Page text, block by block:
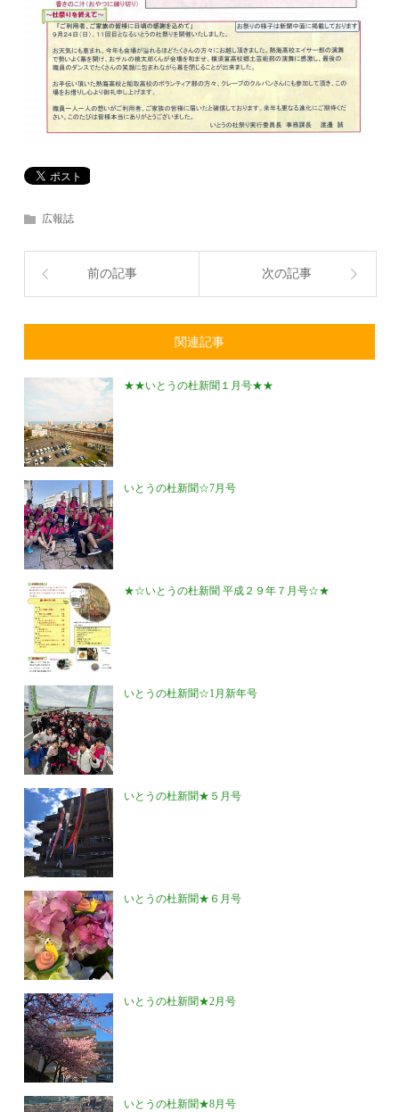
広報誌
前の記事 次の記事
関連記事
★★いとうの杜新聞１月号★★
いとうの杜新聞☆7月号
★☆いとうの杜新聞 平成２９年７月号☆★
いとうの杜新聞☆1月新年号
いとうの杜新聞★５月号
いとうの杜新聞★６月号
いとうの杜新聞★2月号
いとうの杜新聞★8月号